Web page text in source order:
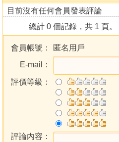
晰明快，傳授脈理真訣，次要
書，方能所得，否則登山茫然
目錄
自序
給讀者的四點提示
壹、免費接受考試論斷驗證
貳、研習風水地理的態度與須知
參、陰陽宅及大小太極論述有異
肆、論斷不準，其故安在？
目前沒有任何會員發表評論
總計 0 個記錄，共 1 頁。
會員帳號：
匿名用戶
E-mail：
評價等級：
評論內容：